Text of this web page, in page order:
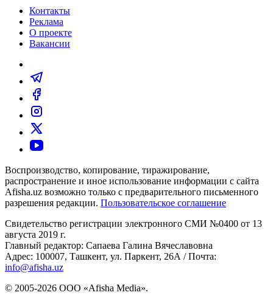
Контакты
Реклама
О проекте
Вакансии
Воспроизводство, копирование, тиражирование,
распространение и иное использование информации с сайта
Afisha.uz возможно только с предварительного письменного
разрешения редакции. Пользовательское соглашение
Свидетельство регистрации электронного СМИ №0400 от 13
августа 2019 г.
Главный редактор: Сапаева Галина Вячеславовна
Адрес: 100007, Ташкент, ул. Паркент, 26А / Почта:
info@afisha.uz
© 2005-2026 ООО «Afisha Media».